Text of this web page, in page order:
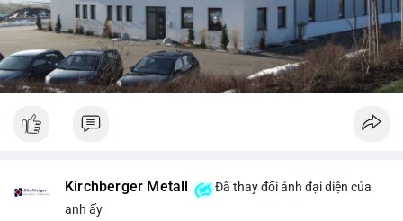
Kirchberger Metall
Đã thay đổi ảnh đại diện của
anh ấy